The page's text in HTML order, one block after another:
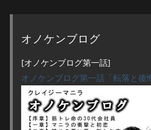
オノケンブログ
[オノケンブログ第一話]
オノケンブログ第一話「転落と後